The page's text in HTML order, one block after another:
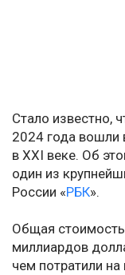
Стало известно,
2024 года
в XXI веке. Об
один из
России «РБК».
Общая
миллиардов
чем потратили